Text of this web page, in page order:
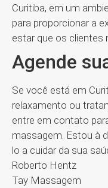
Curitiba, em um
para proporcionar a
estar que os clientes
Agende
Se você está em
relaxamento ou
entre em contato
massagem. Estou à
lo a cuidar da sua
Roberto Hentz
Tay Massagem